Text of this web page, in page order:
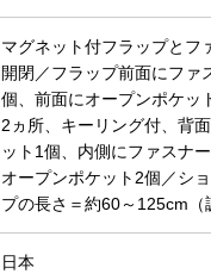
マグネット付フラップとフ
開閉／フラップ前面にファ
個、前面にオープンポケッ
2ヵ所、キーリング付、背
ット1個、内側にファスナー
オープンポケット2個／シ
プの長さ＝約60～125cm（
日本